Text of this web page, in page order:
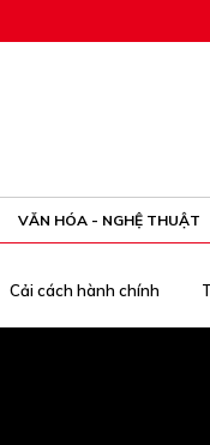
VĂN HÓA - NGHỆ THUẬT
Cải cách hành chính